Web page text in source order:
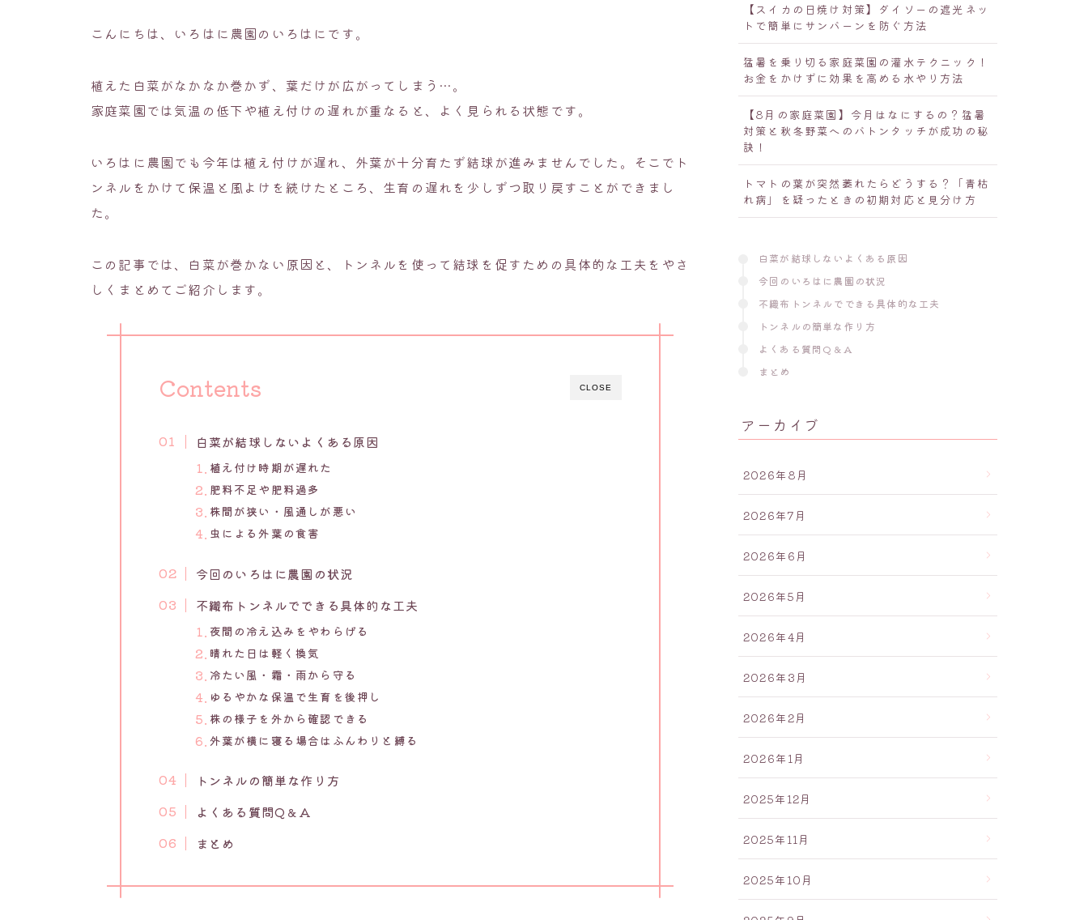
こんにちは、いろはに農園のいろはにです。
植えた白菜がなかなか巻かず、葉だけが広がってしまう…。
家庭菜園では気温の低下や植え付けの遅れが重なると、よく見られる状態です。
いろはに農園でも今年は植え付けが遅れ、外葉が十分育たず結球が進みませんでした。そこでト
ンネルをかけて保温と風よけを続けたところ、生育の遅れを少しずつ取り戻すことができまし
た。
この記事では、白菜が巻かない原因と、トンネルを使って結球を促すための具体的な工夫をやさ
しくまとめてご紹介します。
CLOSE
Contents
白菜が結球しないよくある原因
植え付け時期が遅れた
肥料不足や肥料過多
株間が狭い・風通しが悪い
虫による外葉の食害
今回のいろはに農園の状況
不織布トンネルでできる具体的な工夫
夜間の冷え込みをやわらげる
晴れた日は軽く換気
冷たい風・霜・雨から守る
ゆるやかな保温で生育を後押し
株の様子を外から確認できる
外葉が横に寝る場合はふんわりと縛る
トンネルの簡単な作り方
よくある質問Q＆A
まとめ
【スイカの日焼け対策】ダイソーの遮光ネッ
トで簡単にサンバーンを防ぐ方法
猛暑を乗り切る家庭菜園の灌水テクニック！
お金をかけずに効果を高める水やり方法
【8月の家庭菜園】今月はなにするの？猛暑
対策と秋冬野菜へのバトンタッチが成功の秘
訣！
トマトの葉が突然萎れたらどうする？「青枯
れ病」を疑ったときの初期対応と見分け方
白菜が結球しないよくある原因
今回のいろはに農園の状況
不織布トンネルでできる具体的な工夫
トンネルの簡単な作り方
よくある質問Q＆A
まとめ
アーカイブ
2026年8月
2026年7月
2026年6月
2026年5月
2026年4月
2026年3月
2026年2月
2026年1月
2025年12月
2025年11月
2025年10月